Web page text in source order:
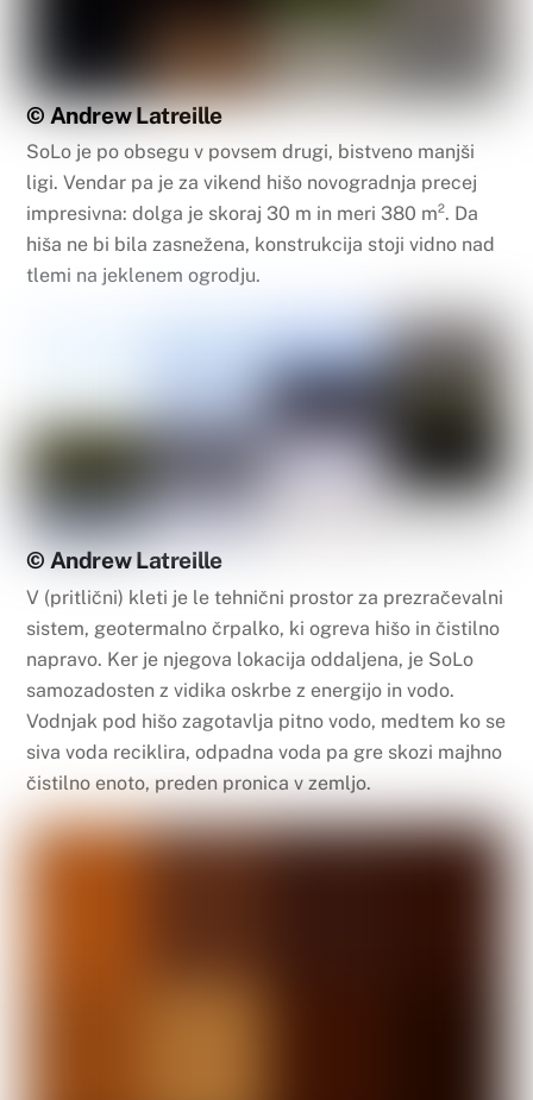
© Andrew Latreille
SoLo je po obsegu v povsem drugi, bistveno manjši
ligi. Vendar pa je za vikend hišo novogradnja precej
impresivna: dolga je skoraj 30 m in meri 380 m². Da
hiša ne bi bila zasnežena, konstrukcija stoji vidno nad
tlemi na jeklenem ogrodju.
© Andrew Latreille
V (pritlični) kleti je le tehnični prostor za prezračevalni
sistem, geotermalno črpalko, ki ogreva hišo in čistilno
napravo. Ker je njegova lokacija oddaljena, je SoLo
samozadosten z vidika oskrbe z energijo in vodo.
Vodnjak pod hišo zagotavlja pitno vodo, medtem ko se
siva voda reciklira, odpadna voda pa gre skozi majhno
čistilno enoto, preden pronica v zemljo.